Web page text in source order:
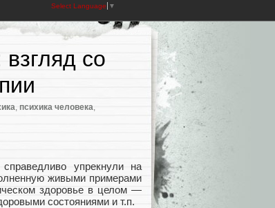
Select Language ▼
со
, психика человека,
упрекнули на
живыми примерами
здоровье в целом —
состояниями и т.п.